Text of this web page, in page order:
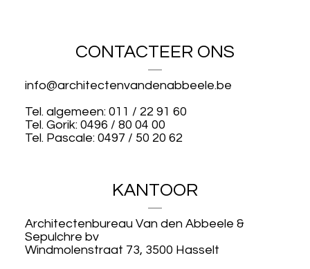
CONTACTEER ONS
info@architectenvandenabbeele.be
Tel. algemeen: 011 / 22 91 60
Tel. Gorik: 0496 / 80 04 00
Tel. Pascale: 0497 / 50 20 62
KANTOOR
Architectenbureau Van den Abbeele &
Sepulchre bv
Windmolenstraat 73, 3500 Hasselt